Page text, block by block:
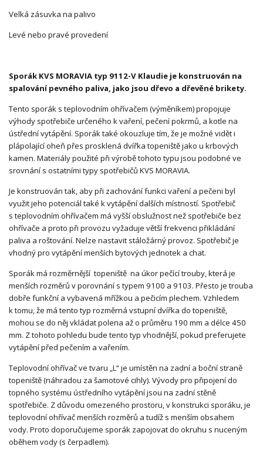
Velká zásuvka na palivo
Levé nebo pravé provedení
Sporák KVS MORAVIA typ 9112-V Klaudie je konstruován na
spalování pevného paliva, jako jsou dřevo a dřevěné brikety.
Tento sporák s teplovodním ohřívačem (výměníkem) propojuje
výhody spotřebiče určeného k vaření, pečení pokrmů, a kotle na
ústřední vytápění. Sporák také okouzluje tím, že je možné vidět i
plápolající oheň přes prosklená dvířka topeniště jako u krbových
kamen. Materiály použité při výrobě tohoto typu jsou podobné ve
srovnání s ostatními typy spotřebičů KVS MORAVIA.
Je konstruován tak, aby při zachování funkci vaření a pečeni byl
využit jeho potenciál také k vytápění dalších místností. Spotřebič
s teplovodním ohřívačem má vyšší obslužnost než spotřebiče bez
ohřívače a proto při provozu vyžaduje větší frekvenci přikládání
paliva a roštování. Nelze nastavit stáložárný provoz. Spotřebič je
vhodný pro vytápění menších bytových jednotek a chat.
Sporák má rozměrnější topeniště na úkor pečící trouby, která je
menších rozměrů v porovnání s typem 9100 a 9103. Přesto je trouba
dobře funkční a vybavená mřížkou a pečicím plechem. Vzhledem
k tomu, že má tento typ rozměrná vstupní dvířka do topeniště,
mohou se do něj vkládat polena až o průměru 190 mm a délce 450
mm. Z tohoto pohledu bude tento typ vhodnější, pokud preferujete
vytápění před pečením a vařením.
Teplovodní ohřívač ve tvaru „L“ je umístěn na zadní a boční straně
topeniště (náhradou za šamotové cihly). Vývody pro připojení do
topného systému ústředního vytápění jsou na zadní stěně
spotřebiče. Z důvodu omezeného prostoru, v konstrukci sporáku, je
teplovodní ohřívač menších rozměrů a tudíž s menším obsahem
vody. Proto doporučujeme sporák zapojovat do okruhu s nuceným
oběhem vody (s čerpadlem).